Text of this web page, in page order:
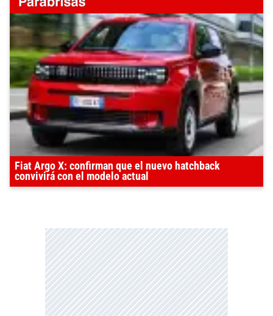
Fiat Argo X: confirman que el nuevo hatchback
convivirá con el modelo actual